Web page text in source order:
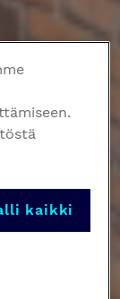
kaikki